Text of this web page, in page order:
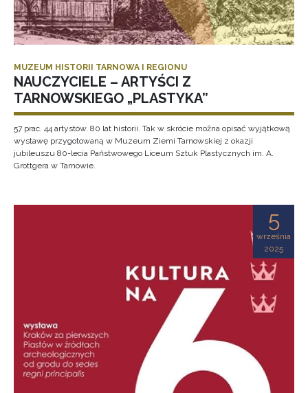
MUZEUM HISTORII TARNOWA I REGIONU
NAUCZYCIELE – ARTYŚCI Z
TARNOWSKIEGO „PLASTYKA”
57 prac. 44 artystów. 80 lat historii. Tak w skrócie można opisać wyjątkową
wystawę przygotowaną w Muzeum Ziemi Tarnowskiej z okazji
jubileuszu 80-lecia Państwowego Liceum Sztuk Plastycznych im. A.
Grottgera w Tarnowie.
5
września
2025